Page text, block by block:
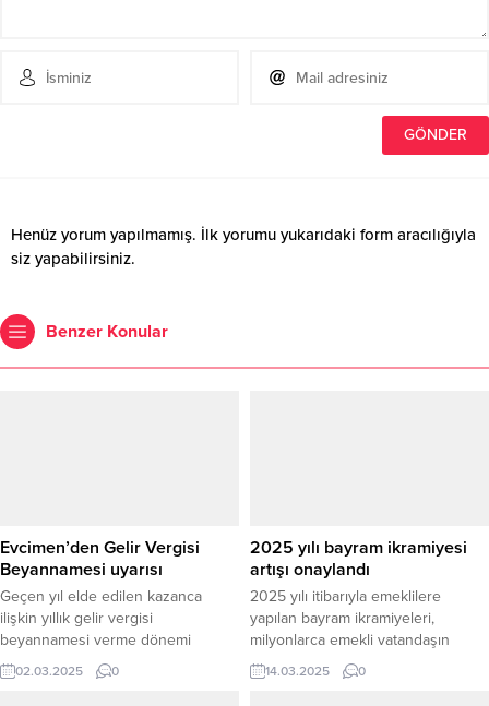
Henüz yorum yapılmamış. İlk yorumu yukarıdaki form aracılığıyla
siz yapabilirsiniz.
Benzer Konular
Evcimen’den Gelir Vergisi
Beyannamesi uyarısı
Geçen yıl elde edilen kazanca
ilişkin yıllık gelir vergisi
beyannamesi verme dönemi
resmen başladı. Yozgat Serbest
Muhasebeci ve Mali Müşavirler
02.03.2025 0
2025 yılı bayram ikramiyesi
artışı onaylandı
2025 yılı itibarıyla emeklilere
yapılan bayram ikramiyeleri,
milyonlarca emekli vatandaşın
merakla beklediği bir konu haline
geldi. Bu yıl, emekli bayram
14.03.2025 0